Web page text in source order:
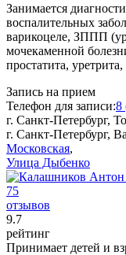
Занимается
воспалительных
варикоцеле, ЗППП
мочекаменной
простатита,
Запись на прием
Телефон для записи:8
г. Санкт-Петербург,
г. Санкт-Петербург,
Московская,
Улица Дыбенко
75
отзывов
9.7
рейтинг
Принимает детей и